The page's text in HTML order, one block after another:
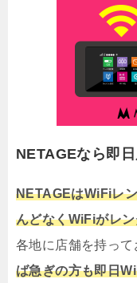
NETAGEなら即
NETAGEはWiFiレ
んどなくWiFiがレ
各地に店舗を持って
ば急ぎの方も即日